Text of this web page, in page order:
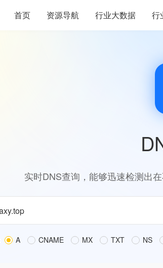
首页 资源导航 行业大数据 行
实时DNS查询，能够迅速检测出
A CNAME MX TXT NS